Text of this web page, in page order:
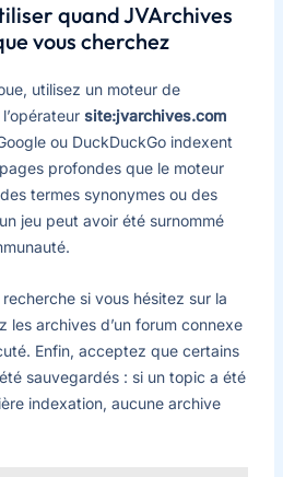
quand JVArchives
vous cherchez
utilisez un moteur de
site:jvarchives.com
ou DuckDuckGo indexent
profondes que le moteur
termes synonymes ou des
jeu peut avoir été surnommé
si vous hésitez sur la
les archives d’un forum connexe
Enfin, acceptez que certains
sauvegardés : si un topic a été
indexation, aucune archive